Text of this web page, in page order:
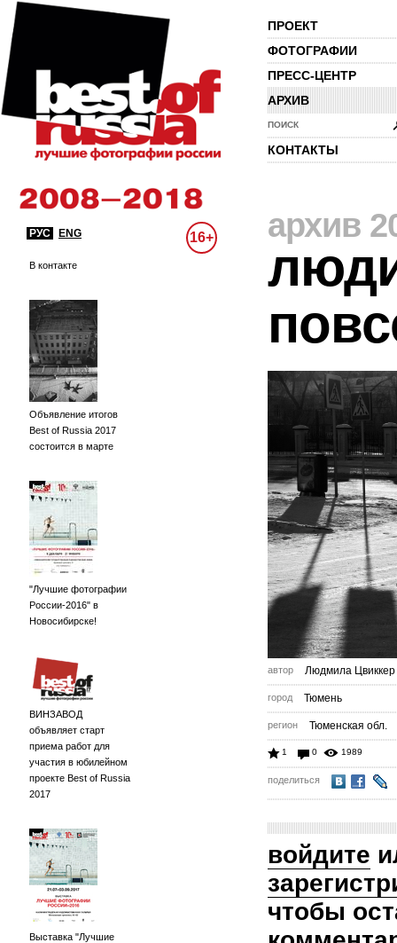
ПРОЕКТ
ФОТОГРАФИИ
ПРЕСС-ЦЕНТР
АРХИВ
ПОИСК
КОНТАКТЫ
РУС ENG 16+
В контакте
Объявление итогов
Best of Russia 2017
состоится в марте
"Лучшие фотографии
России-2016" в
Новосибирске!
ВИНЗАВОД
объявляет старт
приема работ для
участия в юбилейном
проекте Best of Russia
2017
Выставка "Лучшие
архив
автор Людмила Цвиккер
город Тюмень
регион Тюменская обл.
1 0 1989
поделиться
войдите
чтобы